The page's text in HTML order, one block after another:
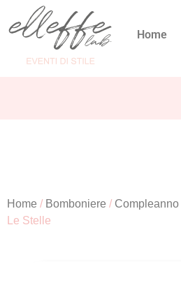
Home
Home / Bomboniere / Compleanno
Le Stelle